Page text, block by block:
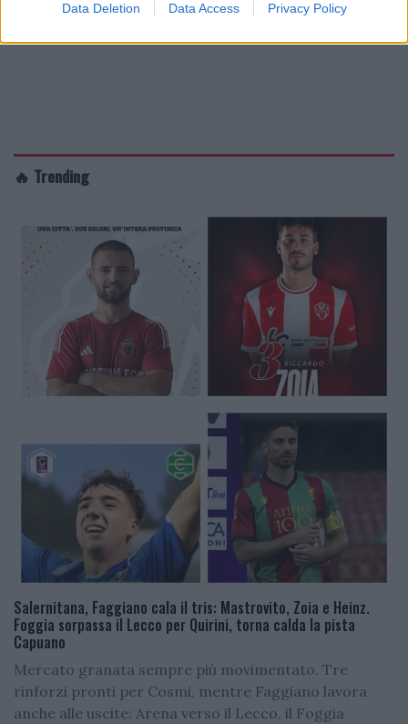
Data Deletion Data Access Privacy Policy
🔥 Trending
Salernitana, Faggiano cala il tris: Mastrovito, Zoia e Heinz.
Foggia sorpassa il Lecco per Quirini, torna calda la pista
Capuano
Mercato granata sempre più movimentato. Tre
rinforzi pronti per Cosmi, mentre Faggiano lavora
anche alle uscite: Arena verso il Lecco, il Foggia